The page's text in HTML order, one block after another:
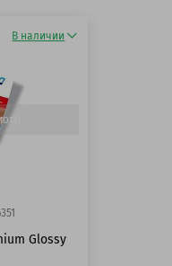
В наличии
Glossy